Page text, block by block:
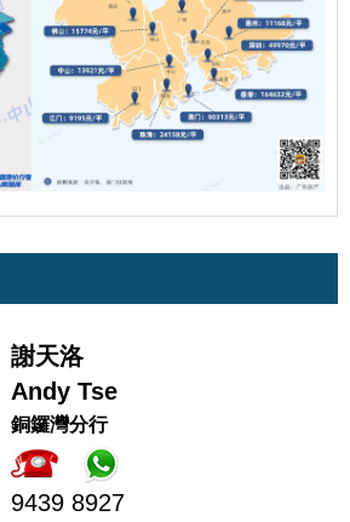
謝天洛
Andy Tse
銅鑼灣分行
9439 8927